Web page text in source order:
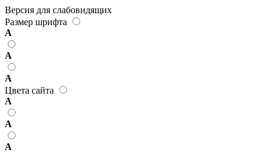
Версия для слабовидящих
Размер шрифта
А
А
А
Цвета сайта
А
А
А